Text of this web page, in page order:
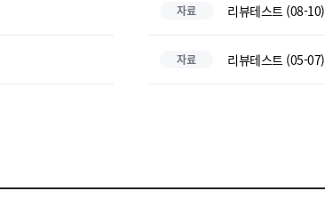
자료 리뷰테스트 (08-10)
자료 리뷰테스트 (05-07)